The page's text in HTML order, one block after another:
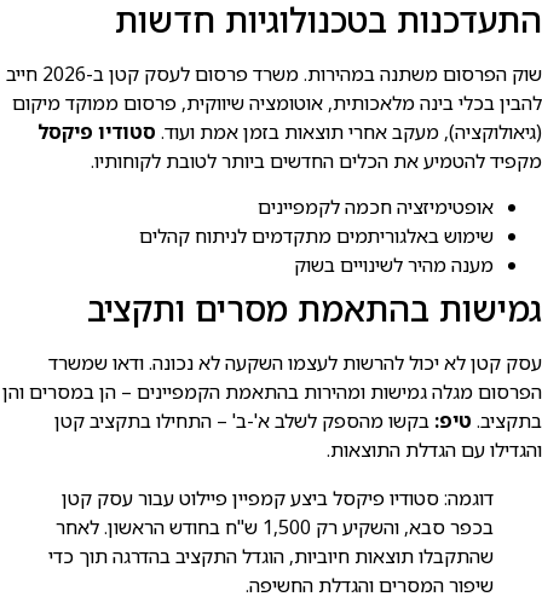
התעדכנות בטכנולוגיות חדשות
שוק הפרסום משתנה במהירות. משרד פרסום לעסק קטן ב-2026 חייב
להבין בכלי בינה מלאכותית, אוטומציה שיווקית, פרסום ממוקד מיקום
(גיאולוקציה), מעקב אחרי תוצאות בזמן אמת ועוד. סטודיו פיקסל
מקפיד להטמיע את הכלים החדשים ביותר לטובת לקוחותיו.
אופטימיזציה חכמה לקמפיינים
שימוש באלגוריתמים מתקדמים לניתוח קהלים
מענה מהיר לשינויים בשוק
גמישות בהתאמת מסרים ותקציב
עסק קטן לא יכול להרשות לעצמו השקעה לא נכונה. ודאו שמשרד
הפרסום מגלה גמישות ומהירות בהתאמת הקמפיינים – הן במסרים והן
בתקציב. טיפ: בקשו מהספק לשלב א'-ב' – התחילו בתקציב קטן
והגדילו עם הגדלת התוצאות.
דוגמה: סטודיו פיקסל ביצע קמפיין פיילוט עבור עסק קטן
בכפר סבא, והשקיע רק 1,500 ש"ח בחודש הראשון. לאחר
שהתקבלו תוצאות חיוביות, הוגדל התקציב בהדרגה תוך כדי
שיפור המסרים והגדלת החשיפה.